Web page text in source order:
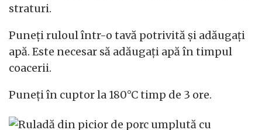
straturi.
Puneți ruloul într-o tavă potrivită și adăugați
apă. Este necesar să adăugați apă în timpul
coacerii.
Puneți în cuptor la 180°C timp de 3 ore.